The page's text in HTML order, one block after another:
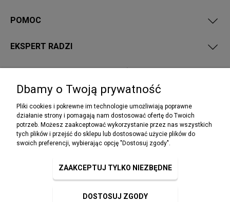
POMOC
EKSPERT RADZI
NEWSLETTER
Podaj swój adres e-mail, jeżeli chcesz otrzymywać
Dbamy o Twoją prywatność
Pliki cookies i pokrewne im technologie umożliwiają poprawne
działanie strony i pomagają nam dostosować ofertę do Twoich
potrzeb. Możesz zaakceptować wykorzystanie przez nas wszystkich
tych plików i przejść do sklepu lub dostosować użycie plików do
swoich preferencji, wybierając opcję "Dostosuj zgody".
ZAAKCEPTUJ TYLKO NIEZBĘDNE
DOSTOSUJ ZGODY